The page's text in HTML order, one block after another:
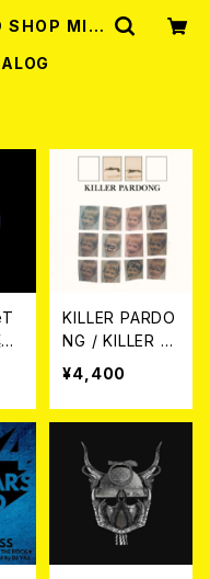
SHOP MIS
C
KILLER PARDO
NG / KILLER P
¥4,400